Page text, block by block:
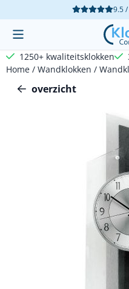
Cookievoorkeuren zijn 9.5
1250+ kwaliteitsklokken
Home / Wandklokken /
overzicht